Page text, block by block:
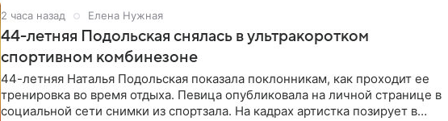
2 часа назад Елена Нужная
44-летняя Подольская снялась в ультракоротком
спортивном комбинезоне
44-летняя Наталья Подольская показала поклонникам, как проходит ее
тренировка во время отдыха. Певица опубликовала на личной странице в
социальной сети снимки из спортзала. На кадрах артистка позирует в